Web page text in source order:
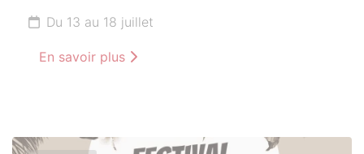
Du 13 au 18 juillet
En savoir plus